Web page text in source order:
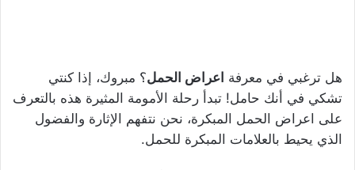
هل ترغبي في معرفة اعراض الحمل؟ مبروك، إذا كنتي
تشكي في أنك حامل! تبدأ رحلة الأمومة المثيرة هذه بالتعرف
على اعراض الحمل المبكرة، نحن نتفهم الإثارة والفضول
الذي يحيط بالعلامات المبكرة للحمل.